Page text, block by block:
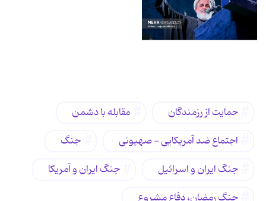
حمایت از رزمندگان
مقابله با دشمن
اجتماع ضد آمریکایی - صهیونی
جنگ
جنگ ایران و اسرائیل
جنگ ایران و آمریکا
جنگ رمضان، دفاع مشروع